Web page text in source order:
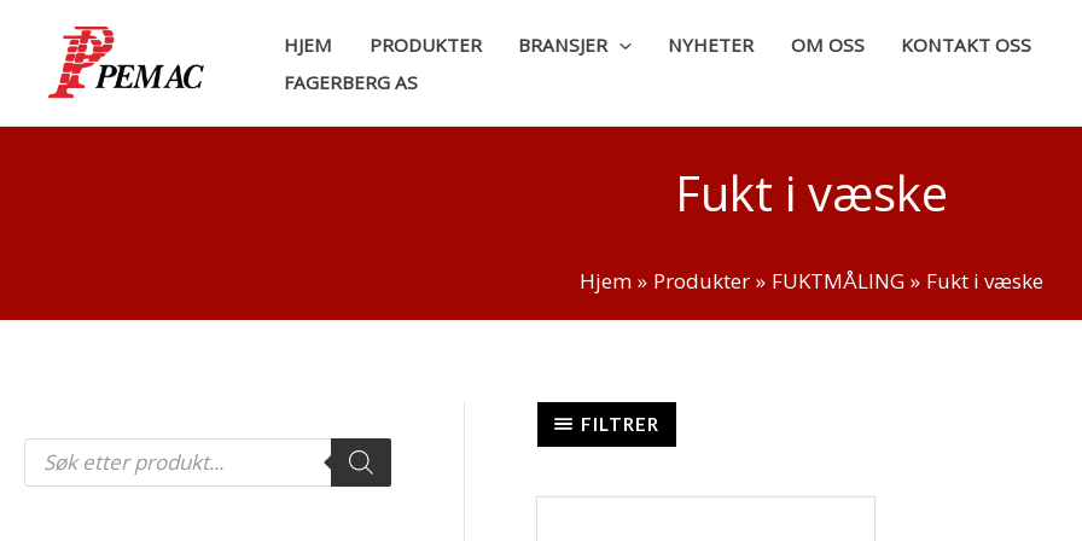
innholdet
HJEM PRODUKTER BRANSJER NYHETER OM OSS
KONTAKT OSS
FAGERBERG AS
Fukt i væske
Hjem Produkter FUKTMÅLING Fukt i væske
P
o
FILTRER